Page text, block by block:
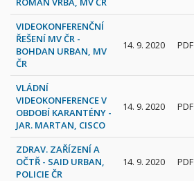
VIDEOKONFERENČNÍ
ŘEŠENÍ MV ČR -
BOHDAN URBAN, MV
ČR
14. 9. 2020 PDF
VLÁDNÍ
VIDEOKONFERENCE V
OBDOBÍ KARANTÉNY -
JAR. MARTAN, CISCO
14. 9. 2020 PDF
ZDRAV. ZAŘÍZENÍ A
OČTŘ - SAID URBAN,
POLICIE ČR
14. 9. 2020 PDF